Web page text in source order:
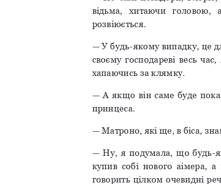
відьма, хитаючи головою,
розвіюється.
— У будь-якому випадку, це
своєму господареві весь
хапаючись за клямку.
— А якщо він саме буде
принцеса.
— Матроно, які ще, в біса,
— Ну, я подумала, що будь-
купив собі нового аімера,
говорить цілком очевидні